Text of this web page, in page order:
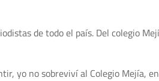
de todo el país. Del colegio
yo no sobreviví al Colegio Mejía,